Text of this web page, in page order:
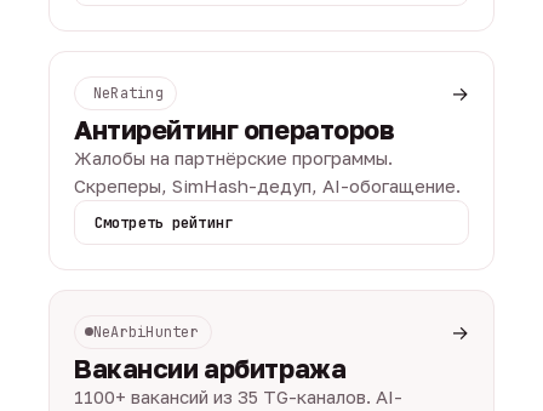
NeRating →
Антирейтинг операторов
Жалобы на партнёрские программы.
Скреперы, SimHash-дедуп, AI-обогащение.
Смотреть рейтинг
NeArbiHunter →
Вакансии арбитража
1100+ вакансий из 35 TG-каналов. AI-